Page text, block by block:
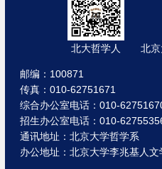
北大哲学人 北
邮编：100871
传真：010-62751671
综合办公室电话：010-
招生办公室电话：010-
通讯地址：北京大学哲学系
办公地址：北京大学李兆基人